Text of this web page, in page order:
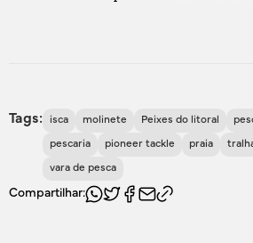
Tags: isca molinete Peixes do litoral
pescaria pioneer tackle praia
vara de pesca
Compartilhar: